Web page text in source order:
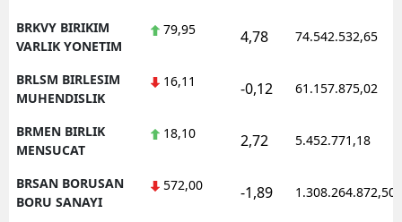
BRKVY BIRIKIM
VARLIK YONETIM
79,95 4,78 74.542.532,65
BRLSM BIRLESIM
MUHENDISLIK
16,11 -0,12 61.157.875,02
BRMEN BIRLIK
MENSUCAT
18,10 2,72 5.452.771,18
BRSAN BORUSAN
BORU SANAYI
572,00 -1,89 1.308.264.872,50